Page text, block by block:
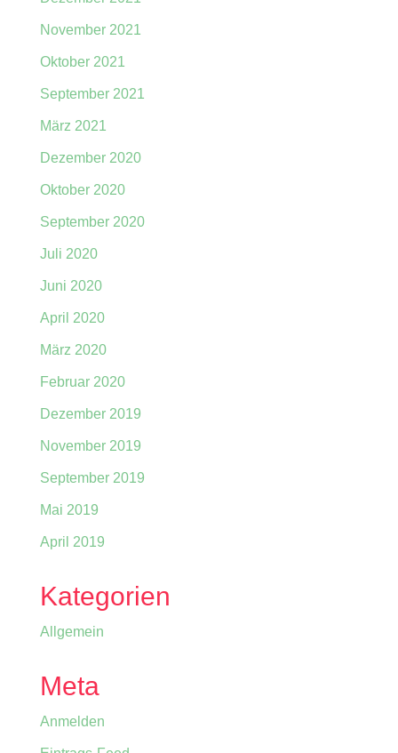
November 2021
Oktober 2021
September 2021
März 2021
Dezember 2020
Oktober 2020
September 2020
Juli 2020
Juni 2020
April 2020
März 2020
Februar 2020
Dezember 2019
November 2019
September 2019
Mai 2019
April 2019
Kategorien
Allgemein
Meta
Anmelden